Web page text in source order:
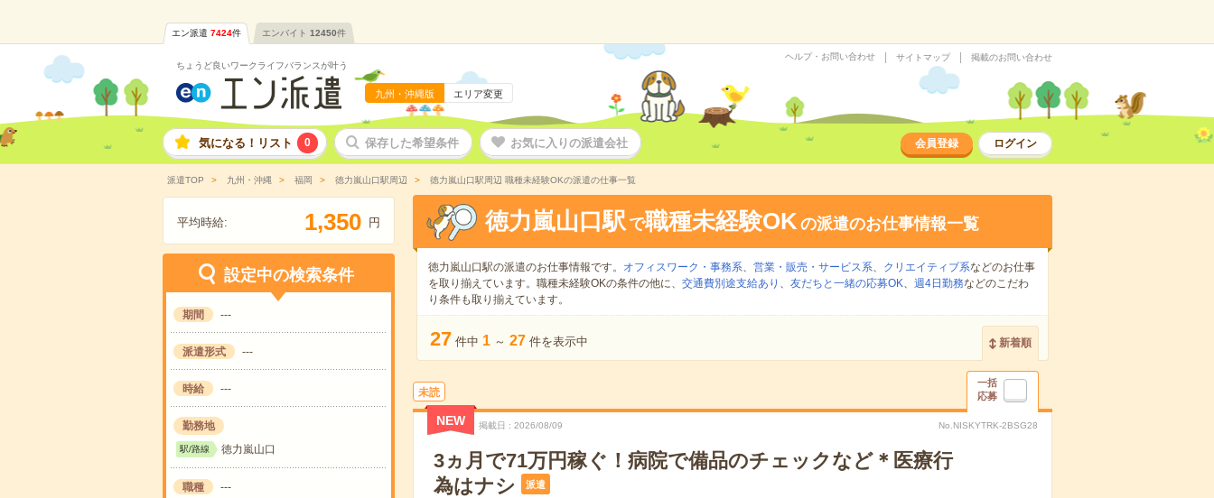
エン派遣 7424件 エンバイト 12450件
ちょうど良いワークライフバランスが叶う
九州・沖縄版 エリア変更
ヘルプ・お問い合わせ サイトマップ 掲載のお問い合わせ
気になる！リスト 0 保存した希望条件 お気に入りの派遣会社 会員登録 ログイン
派遣TOP 九州・沖縄 福岡 徳力嵐山口駅周辺 徳力嵐山口駅周辺 職種未経験OKの派遣の仕事一覧
平均時給: 1,350 円
設定中の検索条件
期間 ---
派遣形式 ---
時給 ---
勤務地
駅/路線 徳力嵐山口
職種 ---
徳力嵐山口駅 で職種未経験OKの派遣のお仕事情報一覧
徳力嵐山口駅の派遣のお仕事情報です。 オフィスワーク・事務系、 営業・販売・サービス系、 クリエイティブ系などのお仕事
を取り揃えています。職種未経験OKの条件の他に、 交通費別途支給あり 、 友だちと一緒の応募OK、 週4日勤務などのこだわ
り条件も取り揃えています。
27 件中 1 ～ 27 件を表示中 新着順
未読
一括
応募
NEW 掲載日 2026/08/09 No.NISKYTRK-2BSG28
3ヵ月で71万円稼ぐ！病院で備品のチェックなど＊医療行
為はナシ
派遣